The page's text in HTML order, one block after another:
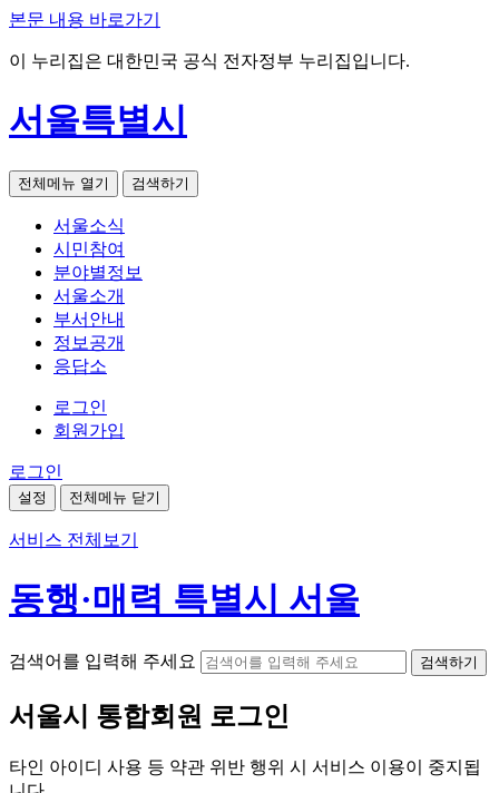
본문 내용 바로가기
이 누리집은 대한민국 공식 전자정부 누리집입니다.
서울특별시
전체메뉴 열기 검색하기
서울소식
시민참여
분야별정보
서울소개
부서안내
정보공개
응답소
로그인
회원가입
로그인
설정 전체메뉴 닫기
서비스 전체보기
동행·매력 특별시 서울
검색어를 입력해 주세요 검색하기
서울시 통합회원 로그인
타인 아이디 사용 등 약관 위반 행위 시 서비스 이용이 중지됩